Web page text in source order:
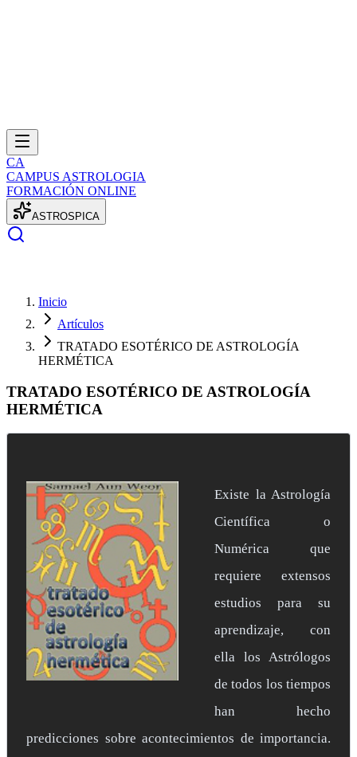
CA
CAMPUS ASTROLOGIA
FORMACIÓN ONLINE
ASTROS P CA
Inicio
Artículos
TRATADO ESOTÉRICO DE ASTROLOGÍA
HERMÉTICA
TRATADO ESOTÉRICO DE ASTROLOGÍA
HERMÉTICA
Existe la Astrología
Científica o
Numérica que
requiere extensos
estudios para su
aprendizaje, con
ella los Astrólogos
de todos los tiempos
han hecho
predicciones sobre acontecimientos de importancia.